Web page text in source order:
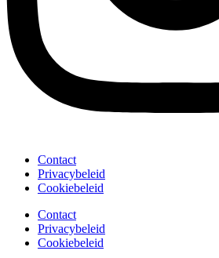
Contact
Privacybeleid
Cookiebeleid
Contact
Privacybeleid
Cookiebeleid